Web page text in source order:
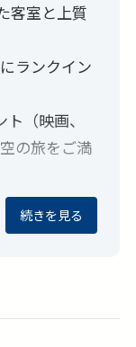
客室と上質
ランクイン
（映画、
の旅をご満
ラス
続きを見る